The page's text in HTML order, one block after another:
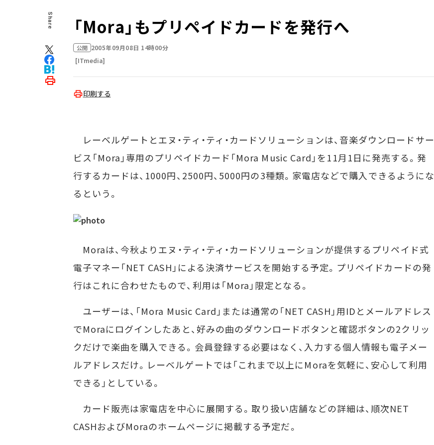
Share 「Mora」もプリペイドカードを発行へ
公開 2005年09月08日 14時00分
[ITmedia]
印刷する
レーベルゲートとエヌ・ティ・ティ・カードソリューションは、音楽ダウンロードサー
ビス「Mora」専用のプリペイドカード「Mora Music Card」を11月1日に発売する。発
行するカードは、1000円、2500円、5000円の3種類。家電店などで購入できるようにな
るという。
Moraは、今秋よりエヌ・ティ・ティ・カードソリューションが提供するプリペイド式
電子マネー「NET CASH」による決済サービスを開始する予定。プリペイドカードの発
行はこれに合わせたもので、利用は「Mora」限定となる。
ユーザーは、「Mora Music Card」または通常の「NET CASH」用IDとメールアドレス
でMoraにログインしたあと、好みの曲のダウンロードボタンと確認ボタンの2クリッ
クだけで楽曲を購入できる。会員登録する必要はなく、入力する個人情報も電子メー
ルアドレスだけ。レーベルゲートでは「これまで以上にMoraを気軽に、安心して利用
できる」としている。
カード販売は家電店を中心に展開する。取り扱い店舗などの詳細は、順次NET
CASHおよびMoraのホームページに掲載する予定だ。